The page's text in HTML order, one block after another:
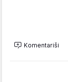
Komentariši